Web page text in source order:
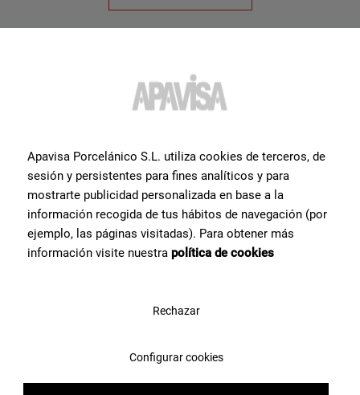
Collezioni
Zinc
Prodotti
Gres Porcellanato
All'esterno
Apavisa Porcelánico S.L. utiliza cookies de terceros, de
sesión y persistentes para fines analíticos y para
mostrarte publicidad personalizada en base a la
información recogida de tus hábitos de navegación (por
ejemplo, las páginas visitadas). Para obtener más
información visite nuestra política de cookies
Rechazar
Configurar cookies